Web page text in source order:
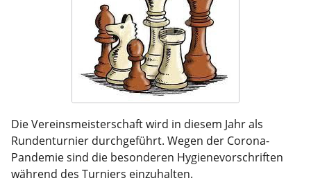
Die Vereinsmeisterschaft wird in diesem Jahr als
Rundenturnier durchgeführt. Wegen der Corona-
Pandemie sind die besonderen Hygienevorschriften
während des Turniers einzuhalten.